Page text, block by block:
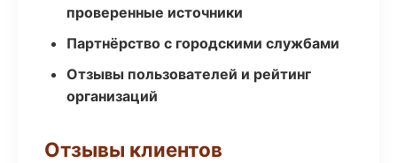
проверенные источники
Партнёрство с городскими службами
Отзывы пользователей и рейтинг
организаций
Отзывы клиентов